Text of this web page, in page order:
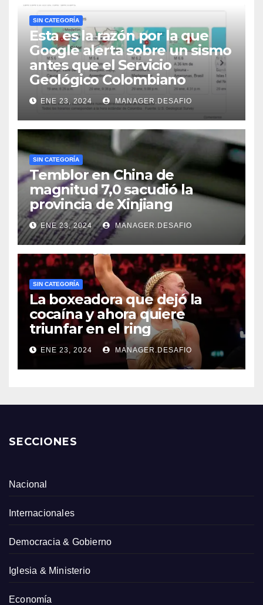
SIN CATEGORÍA
Esta es la razón por la que
Google alerta sobre un sismo
antes que el Servicio
Geológico Colombiano
ENE 23, 2024 MANAGER.DESAFIO
SIN CATEGORÍA
Temblor en China de
magnitud 7,0 sacudió la
provincia de Xinjiang
ENE 23, 2024 MANAGER.DESAFIO
SIN CATEGORÍA
La boxeadora que dejó la
cocaína y ahora quiere
triunfar en el ring​
ENE 23, 2024 MANAGER.DESAFIO
SECCIONES
Nacional
Internacionales
Democracia & Gobierno
Iglesia & Ministerio
Economía